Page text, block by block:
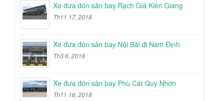
Xe đưa đón sân bay Rạch Giá Kiên Giang
Th11 17, 2018
Xe đưa đón sân bay Nội Bài đi Nam Định
Th3 6, 2018
Xe đưa đón sân bay Phù Cát Quy Nhơn
Th11 16, 2018